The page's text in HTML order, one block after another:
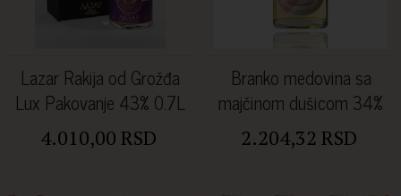
Lazar Rakija od Grožđa
Lux Pakovanje 43% 0.7L
4.010,00 RSD
Branko medovina sa
majčinom dušicom 34%
0.7L
2.204,32 RSD